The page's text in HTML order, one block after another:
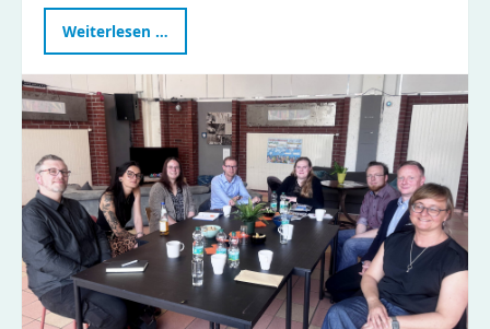
Weiterlesen …
Graffitiwand
am
ZWO
eröffnet
–
Platz
für
eure
Streetart